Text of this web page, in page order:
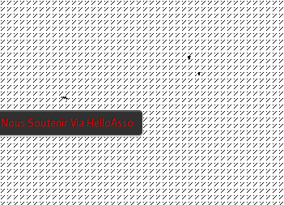
Nous Soutenir Via HelloAsso